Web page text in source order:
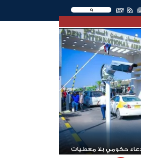
EN
ادعاء حكومي بلا معطيات